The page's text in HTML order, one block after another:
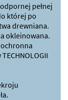
pełnej
której po
drewniana.
okleinowana.